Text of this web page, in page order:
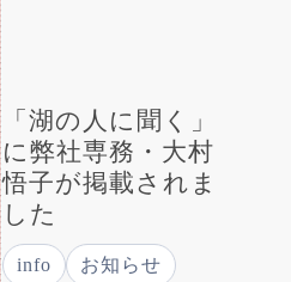
「湖の人に聞く」
に弊社専務・大村
悟子が掲載されま
した
info お知らせ